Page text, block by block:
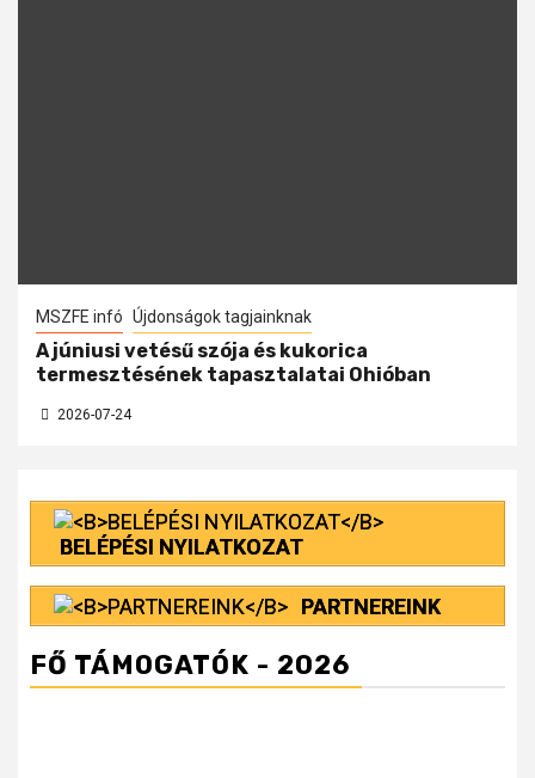
MSZFE infó Újdonságok tagjainknak
A júniusi vetésű szója és kukorica
termesztésének tapasztalatai Ohióban
2026-07-24
BELÉPÉSI NYILATKOZAT
PARTNEREINK
FŐ TÁMOGATÓK - 2026